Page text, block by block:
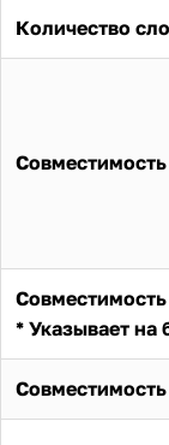
Количество
* Указывает на